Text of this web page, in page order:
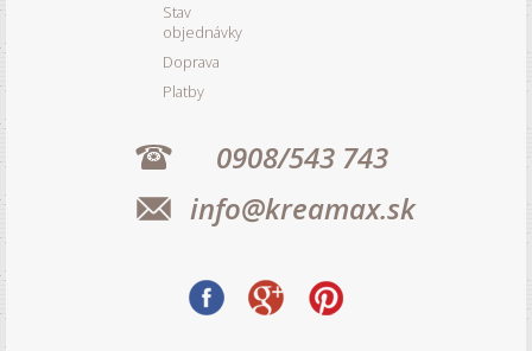
Stav
objednávky
Doprava
Platby
0908/543 743
info@kreamax.sk